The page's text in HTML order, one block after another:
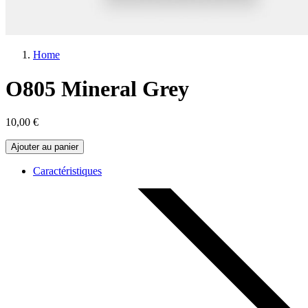
Home
O805 Mineral Grey
10,00 €
Ajouter au panier
Caractéristiques